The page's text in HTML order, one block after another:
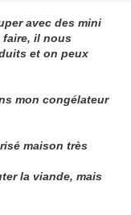
avec des mini
faire, il nous
et on peux
mon congélateur
maison très
la viande, mais